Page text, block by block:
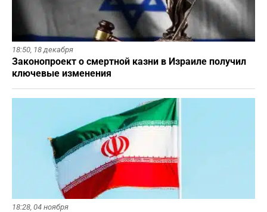
18:50, 18 декабря
Законопроект о смертной казни в Израиле получил
ключевые изменения
18:28, 04 ноября